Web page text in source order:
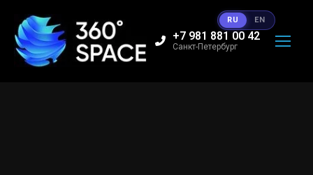
+7 981 881 00 42
Санкт-Петербург
RU EN